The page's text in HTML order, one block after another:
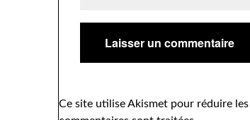
Ce site utilise Akismet pour réduire